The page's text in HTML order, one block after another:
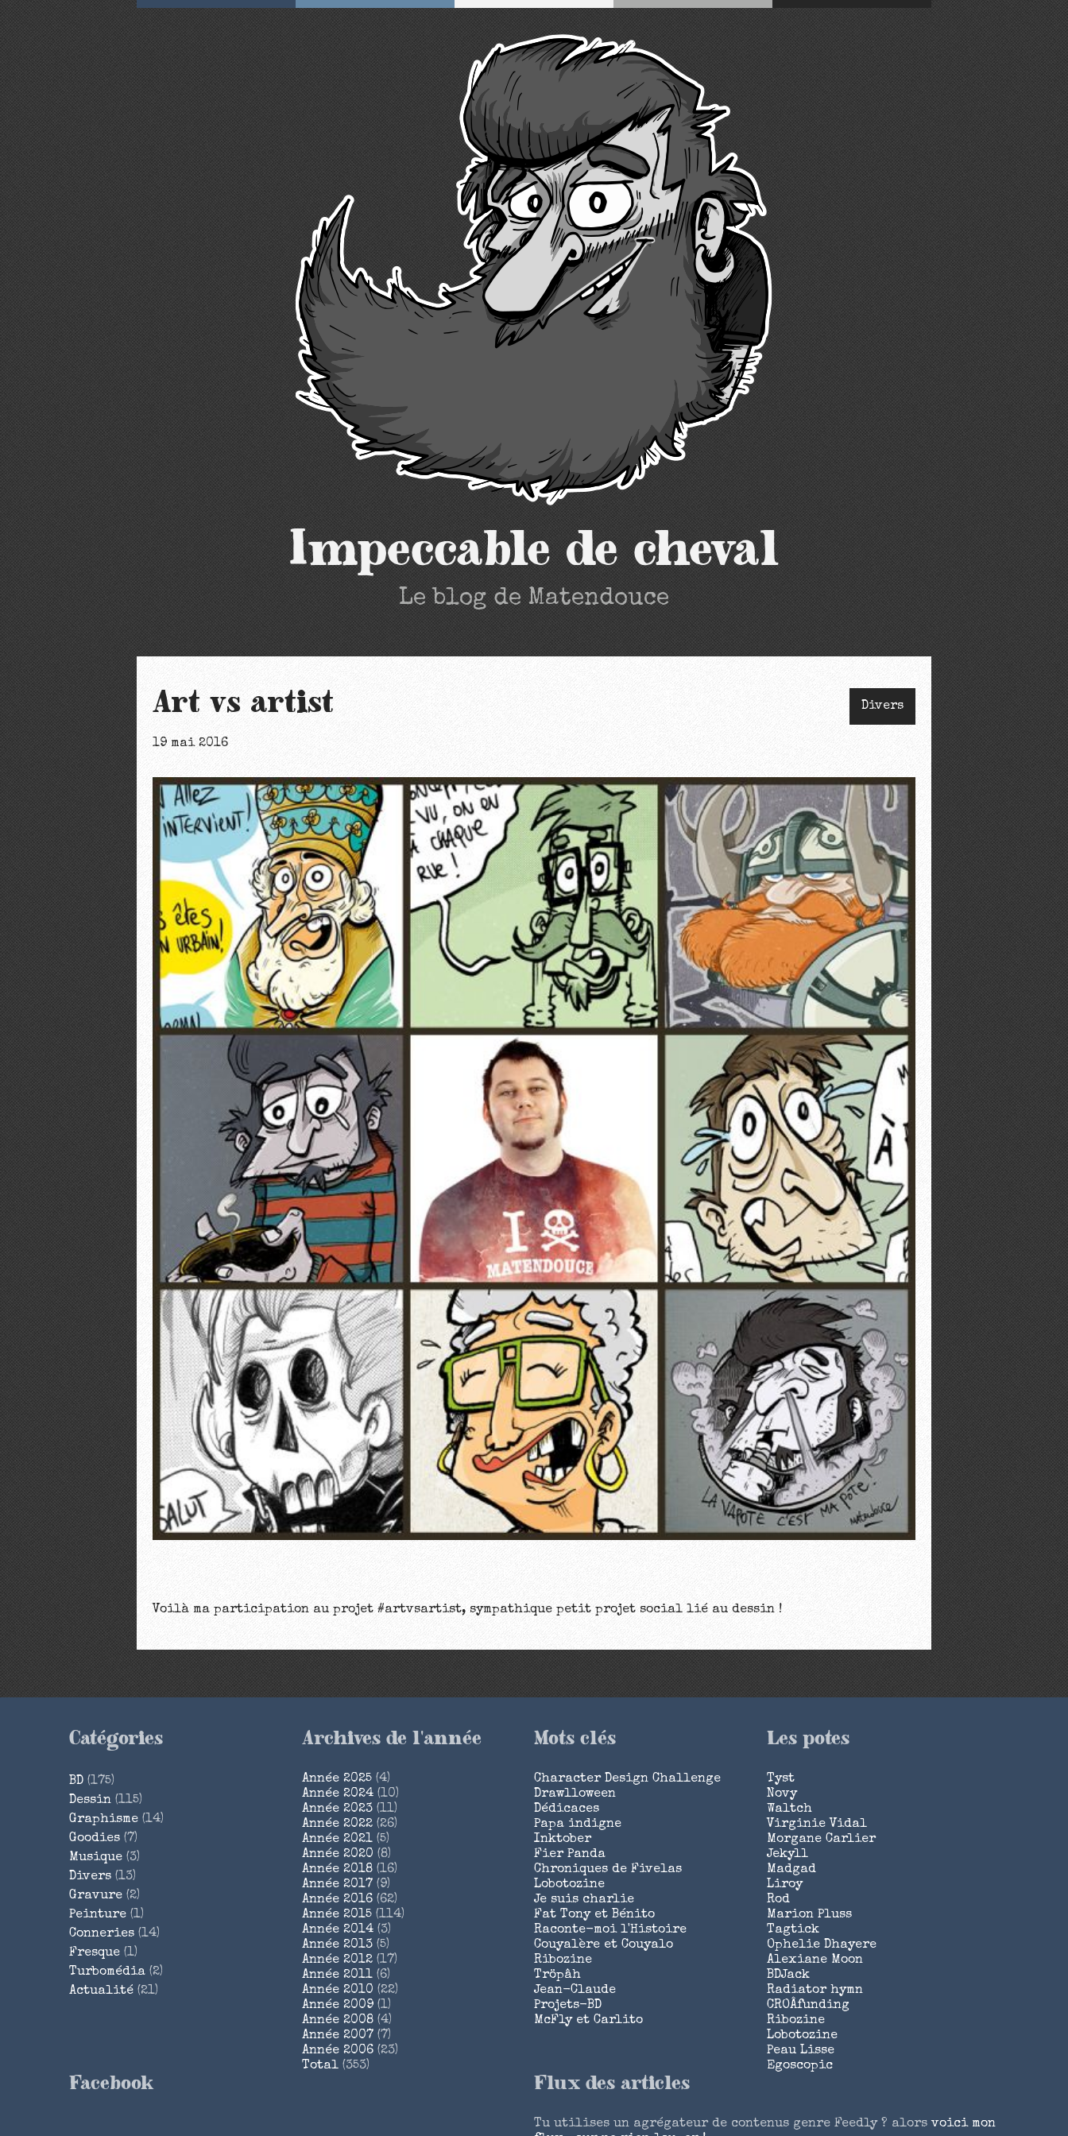
Impeccable de cheval
Le blog de Matendouce
Art vs artist
19 mai 2016
Divers
Voilà ma participation au projet #artvsartist, sympathique petit projet social lié au dessin !
Catégories
BD (175)
Dessin (115)
Graphisme (14)
Goodies (7)
Musique (3)
Divers (13)
Gravure (2)
Peinture (1)
Conneries (14)
Fresque (1)
Turbomédia (2)
Actualité (21)
Archives de l'année
Année 2025(4)
Année 2024(10)
Année 2023(11)
Année 2022(26)
Année 2021(5)
Année 2020 (8)
Année 2018(16)
Année 2017 (9)
Année 2016(62)
Année 2015(114)
Année 2014(3)
Année 2013(5)
Année 2012(17)
Année 2011(6)
Année 2010 (22)
Année 2009(1)
Année 2008(4)
Année 2007 (7)
Année 2006(23)
Total (353)
Mots clés
Character Design Challenge
Drawlloween
Dédicaces
Papa indigne
Inktober
Fier Panda
Chroniques de Fivelas
Lobotozine
Je suis charlie
Fat Tony et Bénito
Raconte-moi l'Histoire
Couyalère et Couyalo
Ribozine
Tröpâh
Jean-Claude
Projets-BD
McFly et Carlito
Les potes
Tyst
Novy
Waltch
Virginie Vidal
Morgane Carlier
Jekyll
Madgad
Liroy
Rod
Marion Pluss
Tagtick
Ophelie Dhayere
Alexiane Moon
BDJack
Radiator hymn
CROÂfunding
Ribozine
Lobotozine
Peau Lisse
Egoscopic
Facebook Flux des articles
Tu utilises un agrégateur de contenus genre Feedly ? alorsvoici mon